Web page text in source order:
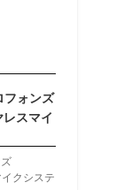
ォンズ
スマイ
クシステ